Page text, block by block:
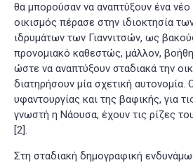
θα μπορούσαν να αναπτύξουν ένα
οικισμός πέρασε στην ιδιοκτησία
ιδρυμάτων των Γιαννιτσών, ως
προνομιακό καθεστώς, μάλλον,
ώστε να αναπτύξουν σταδιακά την
διατηρήσουν μία σχετική αυτονομία.
υφαντουργίας και της βαφικής, για
γνωστή η Νάουσα, έχουν τις ρίζες
[2].
Στη σταδιακή δημογραφική